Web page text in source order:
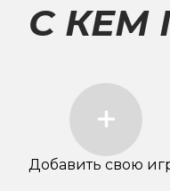
С КЕМ
Добавить свою